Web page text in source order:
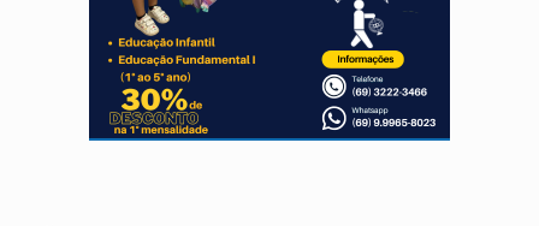
INFLUENCIARIA ELEIÇÕES:Justiça Eleitoral manda tirar vídeo com suposta
CONEXÃO RONDONIAOVIVO:Marcio Barreto, pres. da ABAV-RO, alerta sobre golpes
DA RECICLAGEM AO SUCESSO:A trajetória de superação de